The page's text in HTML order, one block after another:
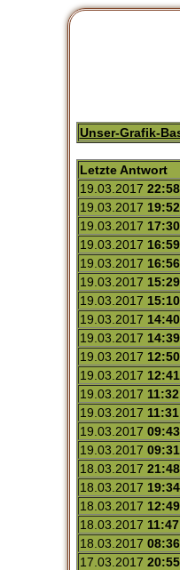
Unser-Grafik-
Letzte Antwort
19.03.2017 22:58
19.03.2017 19:52
19.03.2017 17:30
19.03.2017 16:59
19.03.2017 16:56
19.03.2017 15:29
19.03.2017 15:10
19.03.2017 14:40
19.03.2017 14:39
19.03.2017 12:50
19.03.2017 12:41
19.03.2017 11:32
19.03.2017 11:31
19.03.2017 09:43
19.03.2017 09:31
18.03.2017 21:48
18.03.2017 19:34
18.03.2017 12:49
18.03.2017 11:47
18.03.2017 08:36
17.03.2017 20:55